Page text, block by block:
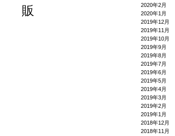
販
2020年2月
2020年1月
2019年12月
2019年11月
2019年10月
2019年9月
2019年8月
2019年7月
2019年6月
2019年5月
2019年4月
2019年3月
2019年2月
2019年1月
2018年12月
2018年11月